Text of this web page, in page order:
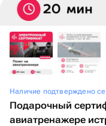
Наличие подтверждено
Подарочный
авиатренажере